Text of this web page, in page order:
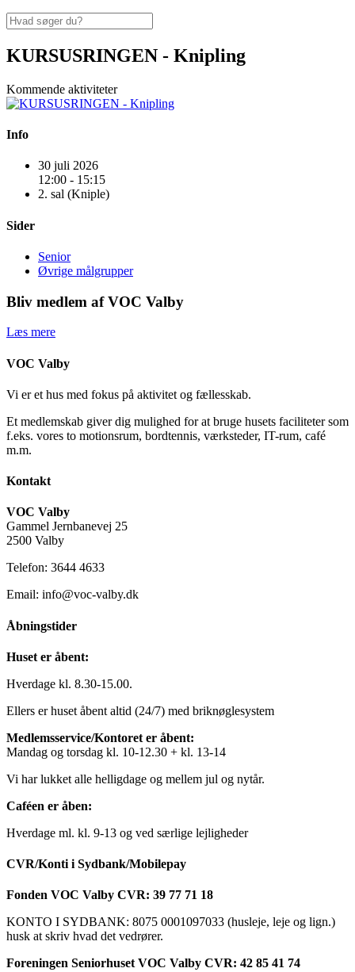
KURSUSRINGEN - Knipling
Kommende aktiviteter
Info
30 juli 2026
12:00 - 15:15
2. sal (Kniple)
Sider
Senior
Øvrige målgrupper
Bliv medlem af VOC Valby
Læs mere
VOC Valby
Vi er et hus med fokus på aktivitet og fællesskab.
Et medlemskab giver dig mulighed for at bruge husets faciliteter som
f.eks. vores to motionsrum, bordtennis, værksteder, IT-rum, café
m.m.
Kontakt
VOC Valby
Gammel Jernbanevej 25
2500 Valby
Telefon: 3644 4633
Email: info@voc-valby.dk
Åbningstider
Huset er åbent:
Hverdage kl. 8.30-15.00.
Ellers er huset åbent altid (24/7) med briknøglesystem
Medlemsservice/Kontoret er åbent:
Mandag og torsdag kl. 10-12.30 + kl. 13-14
Vi har lukket alle helligdage og mellem jul og nytår.
Caféen er åben:
Hverdage ml. kl. 9-13 og ved særlige lejligheder
CVR/Konti i Sydbank/Mobilepay
Fonden VOC Valby CVR: 39 77 71 18
KONTO I SYDBANK: 8075 0001097033 (husleje, leje og lign.)
husk at skriv hvad det vedrører.
Foreningen Seniorhuset VOC Valby CVR: 42 85 41 74